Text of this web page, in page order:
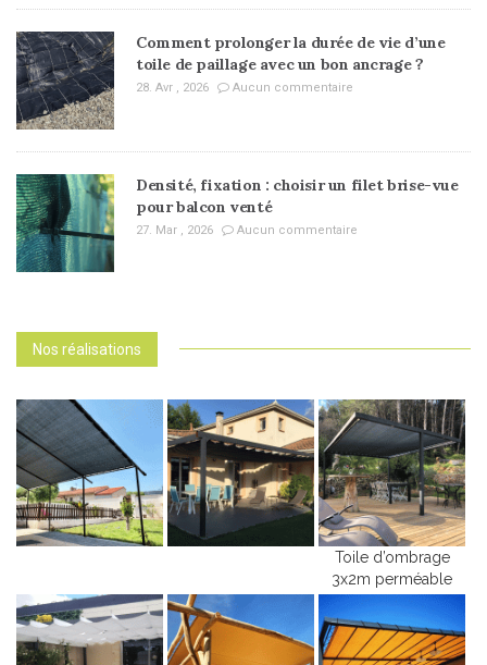
Comment prolonger la durée de vie d’une
toile de paillage avec un bon ancrage ?
28. Avr , 2026 Aucun commentaire
Densité, fixation : choisir un filet brise-vue
pour balcon venté
27. Mar , 2026 Aucun commentaire
Nos réalisations
Toile d’ombrage
3x2m perméable